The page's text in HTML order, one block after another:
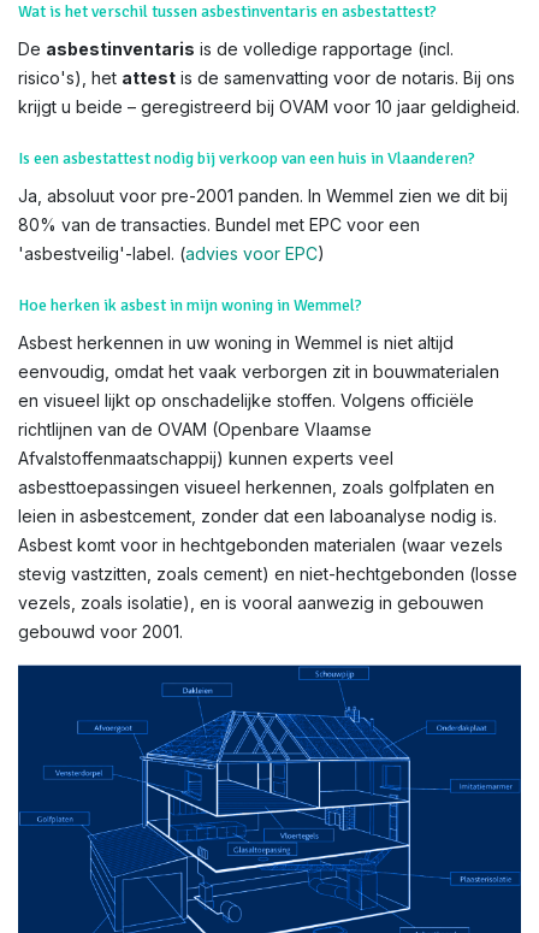
Wat is het verschil tussen asbestinventaris en asbestattest?
De asbestinventaris is de volledige rapportage (incl.
risico's), het attest is de samenvatting voor de notaris. Bij ons
krijgt u beide – geregistreerd bij OVAM voor 10 jaar geldigheid.
Is een asbestattest nodig bij verkoop van een huis in Vlaanderen?
Ja, absoluut voor pre-2001 panden. In Wemmel zien we dit bij
80% van de transacties. Bundel met EPC voor een
'asbestveilig'-label. (advies voor EPC)
Hoe herken ik asbest in mijn woning in Wemmel?
Asbest herkennen in uw woning in Wemmel is niet altijd
eenvoudig, omdat het vaak verborgen zit in bouwmaterialen
en visueel lijkt op onschadelijke stoffen. Volgens officiële
richtlijnen van de OVAM (Openbare Vlaamse
Afvalstoffenmaatschappij) kunnen experts veel
asbesttoepassingen visueel herkennen, zoals golfplaten en
leien in asbestcement, zonder dat een laboanalyse nodig is.
Asbest komt voor in hechtgebonden materialen (waar vezels
stevig vastzitten, zoals cement) en niet-hechtgebonden (losse
vezels, zoals isolatie), en is vooral aanwezig in gebouwen
gebouwd voor 2001.